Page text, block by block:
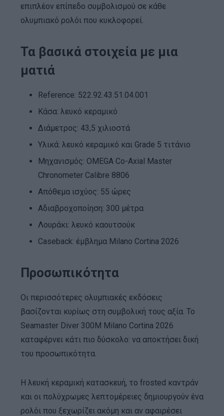
επιπλέον επίπεδο συμβολισμού σε κάθε
ολυμπιακό ρολόι που κυκλοφορεί.
Τα βασικά στοιχεία με μια
ματιά
Reference: 522.92.43.51.04.001
Κάσα: λευκό κεραμικό
Διάμετρος: 43,5 χιλιοστά
Υλικά: λευκό κεραμικό και Grade 5 τιτάνιο
Μηχανισμός: OMEGA Co-Axial Master
Chronometer Calibre 8806
Απόθεμα ισχύος: 55 ώρες
Αδιαβροχοποίηση: 300 μέτρα
Λουράκι: λευκό καουτσούκ
Caseback: έμβλημα Milano Cortina 2026
Προσωπικότητα
Οι περισσότερες ολυμπιακές εκδόσεις
βασίζονται κυρίως στη συμβολική τους αξία. Το
Seamaster Diver 300M Milano Cortina 2026
καταφέρνει κάτι πιο δύσκολο: να αποκτήσει δική
του προσωπικότητα.
Η λευκή κεραμική κατασκευή, το frosted καντράν
και οι πολύχρωμες λεπτομέρειες δημιουργούν ένα
ρολόι που ξεχωρίζει ακόμη και αν αφαιρέσει